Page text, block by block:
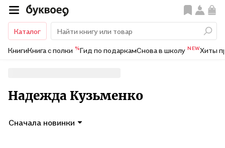
Каталог
КнигиКнига с полки %Гид по подаркамСнова в школу NEWХиты
Надежда Кузьменко
Сначала новинки